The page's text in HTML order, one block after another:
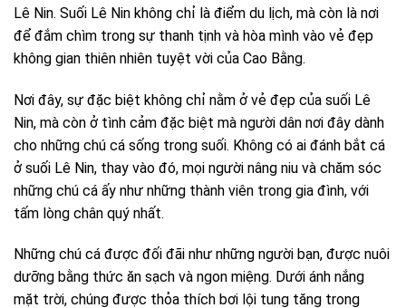
Lê Nin. Suối Lê Nin không chỉ là điểm du lịch, mà còn là nơi
để đắm chìm trong sự thanh tịnh và hòa mình vào vẻ đẹp
không gian thiên nhiên tuyệt vời của Cao Bằng.
Nơi đây, sự đặc biệt không chỉ nằm ở vẻ đẹp của suối Lê
Nin, mà còn ở tình cảm đặc biệt mà người dân nơi đây dành
cho những chú cá sống trong suối. Không có ai đánh bắt cá
ở suối Lê Nin, thay vào đó, mọi người nâng niu và chăm sóc
những chú cá ấy như những thành viên trong gia đình, với
tấm lòng chân quý nhất.
Những chú cá được đối đãi như những người bạn, được nuôi
dưỡng bằng thức ăn sạch và ngon miệng. Dưới ánh nắng
mặt trời, chúng được thỏa thích bơi lội tung tăng trong